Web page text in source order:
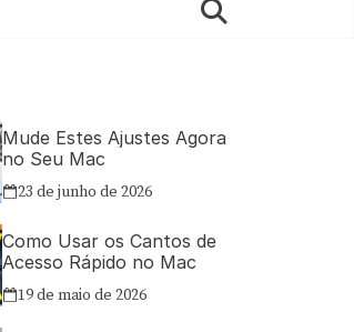
Mude Estes Ajustes Agora
no Seu Mac
23 de junho de 2026
Como Usar os Cantos de
Acesso Rápido no Mac
19 de maio de 2026